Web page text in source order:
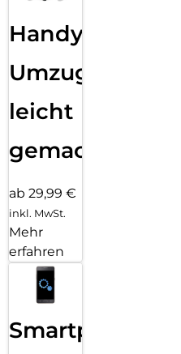
Handy
Umzug
leicht
gemacht!
ab 29,99 €
inkl. MwSt.
Mehr
erfahren
Smartphone